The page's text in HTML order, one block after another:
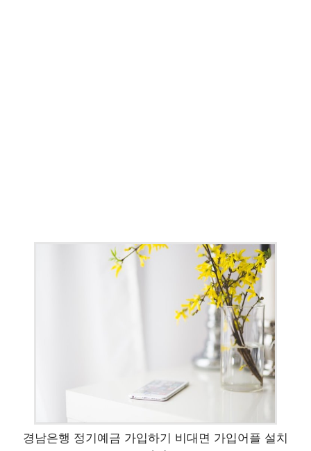
경남은행 정기예금 가입하기 비대면 가입어플 설치